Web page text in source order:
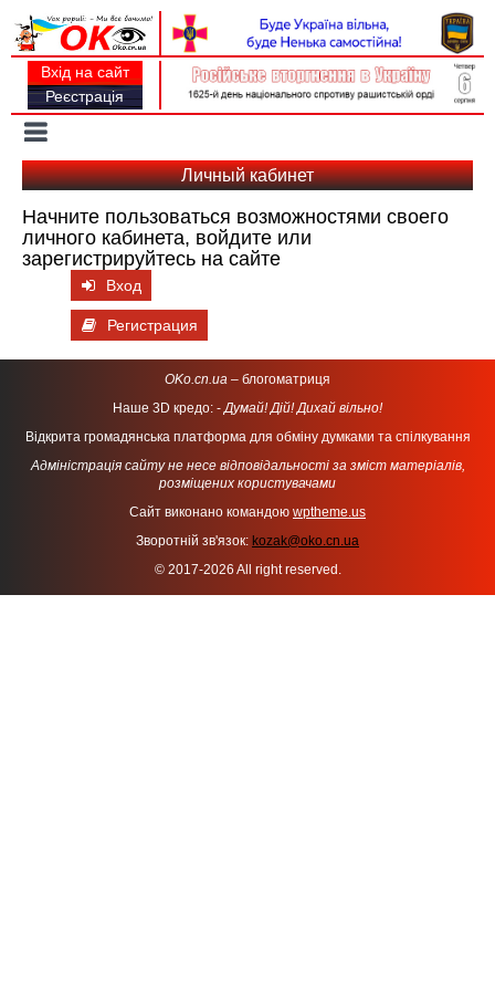
Вхід на сайт
Реєстрація
navigation
Личный кабинет
Начните пользоваться возможностями своего
личного кабинета, войдите или
зарегистрируйтесь на сайте
Вход
Регистрация
OKo.cn.ua – блогоматриця
Наше 3D кредо: -Думай! Дій! Дихай вільно!
Відкрита громадянська платформа для обміну думками та спілкування
Адміністрація сайту не несе відповідальності за зміст матеріалів,
розміщених користувачами
Сайт виконано командою wptheme.us
Зворотній зв'язок: kozak@oko.cn.ua
© 2017-2026 All right reserved.